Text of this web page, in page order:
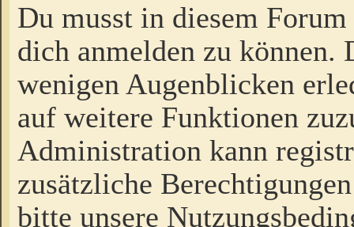
Du musst in diesem
dich anmelden zu
wenigen Augenblicken
auf weitere Funktionen
Administration kann
zusätzliche
bitte unsere